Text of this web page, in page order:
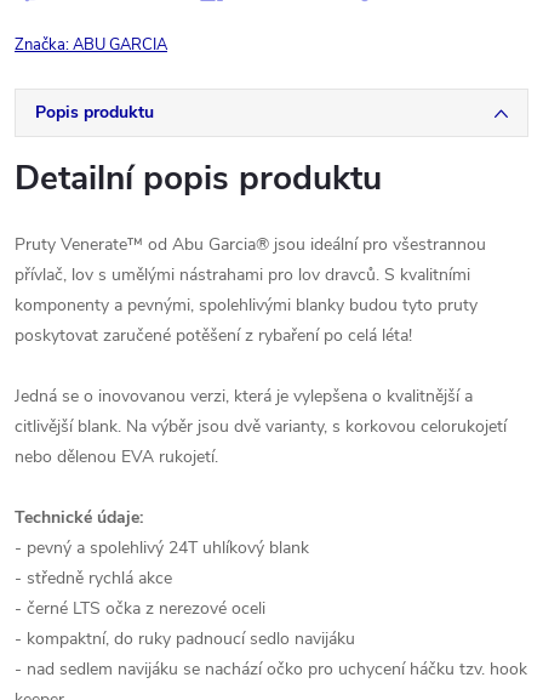
Značka:ABU GARCIA
Popis produktu
Detailní popis produktu
Pruty Venerate™ od Abu Garcia® jsou ideální pro všestrannou
přívlač, lov s umělými nástrahami pro lov dravců. S kvalitními
komponenty a pevnými, spolehlivými blanky budou tyto pruty
poskytovat zaručené potěšení z rybaření po celá léta!
Jedná se o inovovanou verzi, která je vylepšena o kvalitnější a
citlivější blank. Na výběr jsou dvě varianty, s korkovou celorukojetí
nebo dělenou EVA rukojetí.
Technické údaje:
- pevný a spolehlivý 24T uhlíkový blank
- středně rychlá akce
- černé LTS očka z nerezové oceli
- kompaktní, do ruky padnoucí sedlo navijáku
- nad sedlem navijáku se nachází očko pro uchycení háčku tzv. hook